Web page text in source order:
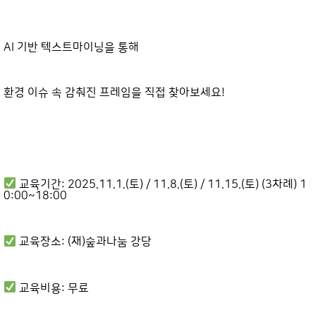
AI 기반 텍스트마이닝을 통해
환경 이슈 속 감춰진 프레임을 직접 찾아보세요!
교육기간: 2025.11.1.(토) / 11.8.(토) / 11.15.(토) (3차례) 1
0:00~18:00
교육장소: (재)숲과나눔 강당
교육비용: 무료